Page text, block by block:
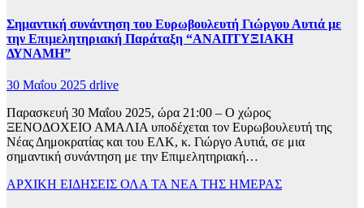
Σημαντική συνάντηση του Ευρωβουλευτή Γιώργου Αυτιά με
την Επιμελητηριακή Παράταξη “ΑΝΑΠΤΥΞΙΑΚΗ
ΔΥΝΑΜΗ”
30 Μαΐου 2025 drlive
Παρασκευή 30 Μαΐου 2025, ώρα 21:00 – Ο χώρος
ΞΕΝΟΔΟΧΕΙΟ ΑΜΑΛΙΑ υποδέχεται τον Ευρωβουλευτή της
Νέας Δημοκρατίας και του ΕΛΚ, κ. Γιώργο Αυτιά, σε μια
σημαντική συνάντηση με την Επιμελητηριακή…
ΑΡΧΙΚΗ ΕΙΔΗΣΕΙΣ ΟΛΑ ΤΑ ΝΕΑ ΤΗΣ ΗΜΕΡΑΣ